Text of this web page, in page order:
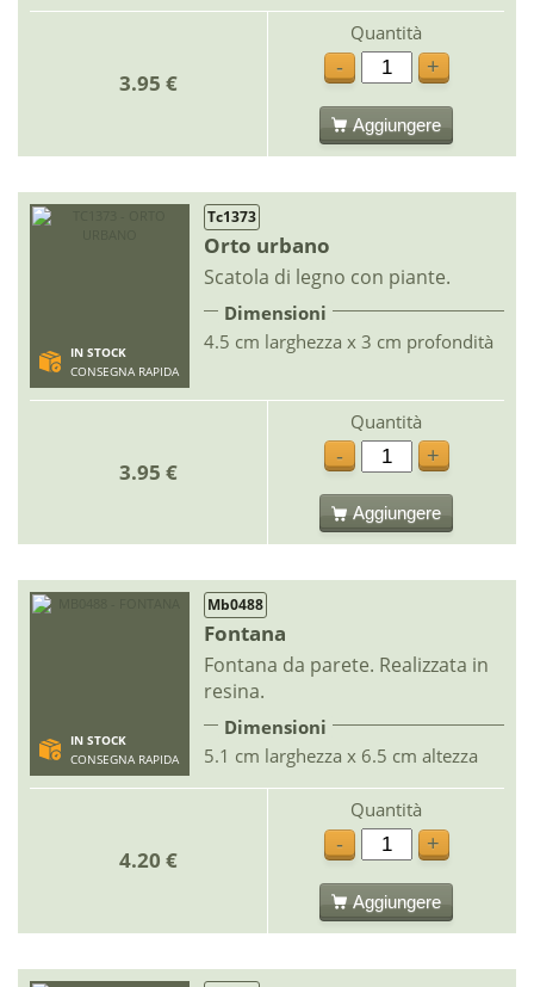
3.95 €
Quantità
-
+
Aggiungere
IN STOCK
CONSEGNA RAPIDA
Tc1373
Orto urbano
Scatola di legno con piante.
Dimensioni
4.5 cm larghezza x 3 cm profondità
3.95 €
Quantità
-
+
Aggiungere
IN STOCK
CONSEGNA RAPIDA
Mb0488
Fontana
Fontana da parete. Realizzata in
resina.
Dimensioni
5.1 cm larghezza x 6.5 cm altezza
4.20 €
Quantità
-
+
Aggiungere